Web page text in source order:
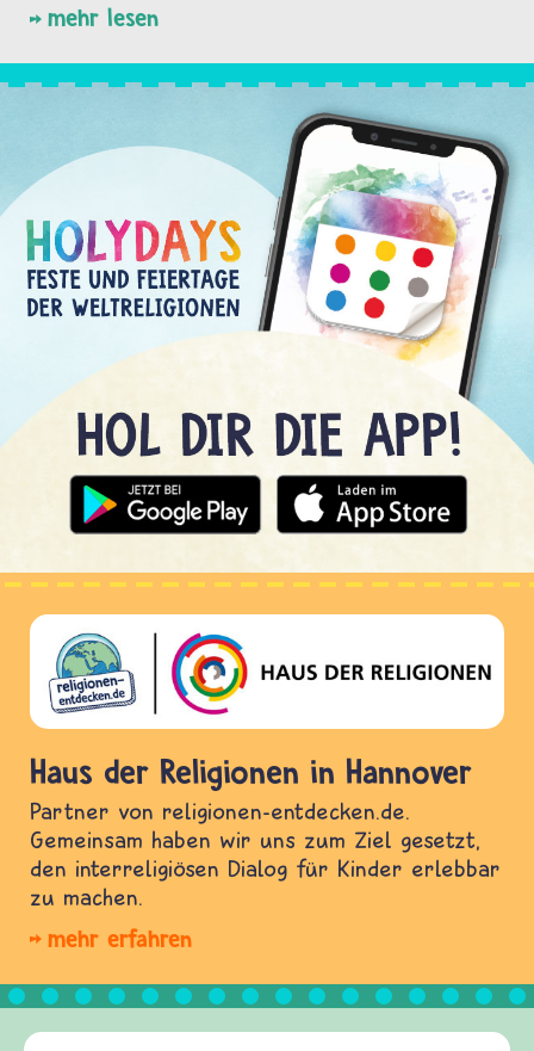
mehr lesen
Haus der Religionen in Hannover
Partner von religionen-entdecken.de.
Gemeinsam haben wir uns zum Ziel gesetzt,
den interreligiösen Dialog für Kinder erlebbar
zu machen.
mehr erfahren